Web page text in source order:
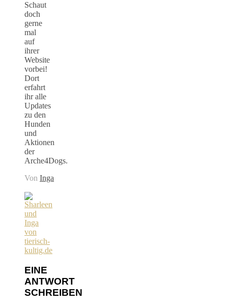
Schaut
doch
gerne
mal
auf
ihrer
Website
vorbei!
Dort
erfahrt
ihr alle
Updates
zu den
Hunden
und
Aktionen
der
Arche4Dogs.
Von Inga
EINE
ANTWORT
SCHREIBEN